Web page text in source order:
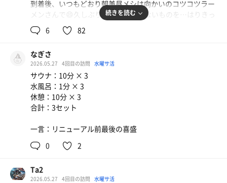
水素水
というサ活
到着後、いつもどおり朝兼昼メシは向かいのコツコツラー
メンさんで😄久しぶりでいつも頼まないものを…はりきっ
てしまいました…ここで選択を誤ったのです（ニボジロー
ではありませんよ🤣）…！！ちなみに、コツコツラーメン
た💦
満腹の後、喜盛へ…今日は37番をゲット✨
幸先いいねぇ〜と思いつつ受付へ…
手形の特典の岩盤浴無料を使い、入場〜😄今日もサウナも
岩盤浴ものんびりコースで行く…はずでした。
浴場⇔トイレの往復でした（毎回もちろん洗いました！）
やはり私には背脂系ラーメンは合わないんだなと痛感。で
も食べたい😭💦
そんな中、がんばってオートロウリュ３回受けました！下
続きを読む
6 82
なぎさ
2026.05.27 4回目の訪問 水曜サ活
サウナ：10分 × 3
水風呂：1分 × 3
休憩：10分 × 3
合計：3セット
一言：リニューアル前最後の喜盛
0
2
Ta2
2026.05.27 4回目の訪問 水曜サ活